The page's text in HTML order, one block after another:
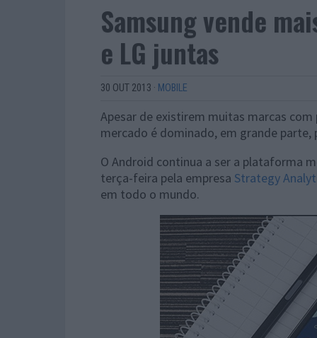
Samsung vende
e LG juntas
30 OUT 2013 · MOBILE
Apesar de existirem muitas marcas
mercado é dominado, em grande parte,
O Android continua a ser a plataforma
terça-feira pela empresa Strategy
em todo o mundo.